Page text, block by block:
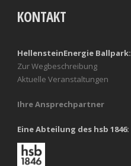
KONTAKT
HellensteinEnergie Ballpark:
Zur Wegbeschreibung
Aktuelle Veranstaltungen
Ihre Ansprechpartner
Eine Abteilung des hsb 1846: